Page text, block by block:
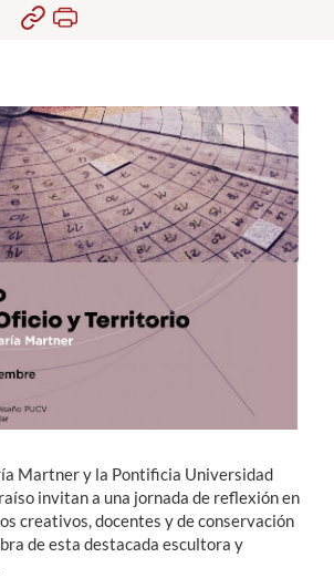
Martner y la Pontificia Universidad
invitan a una jornada de reflexión en
creativos, docentes y de conservación
de esta destacada escultora y